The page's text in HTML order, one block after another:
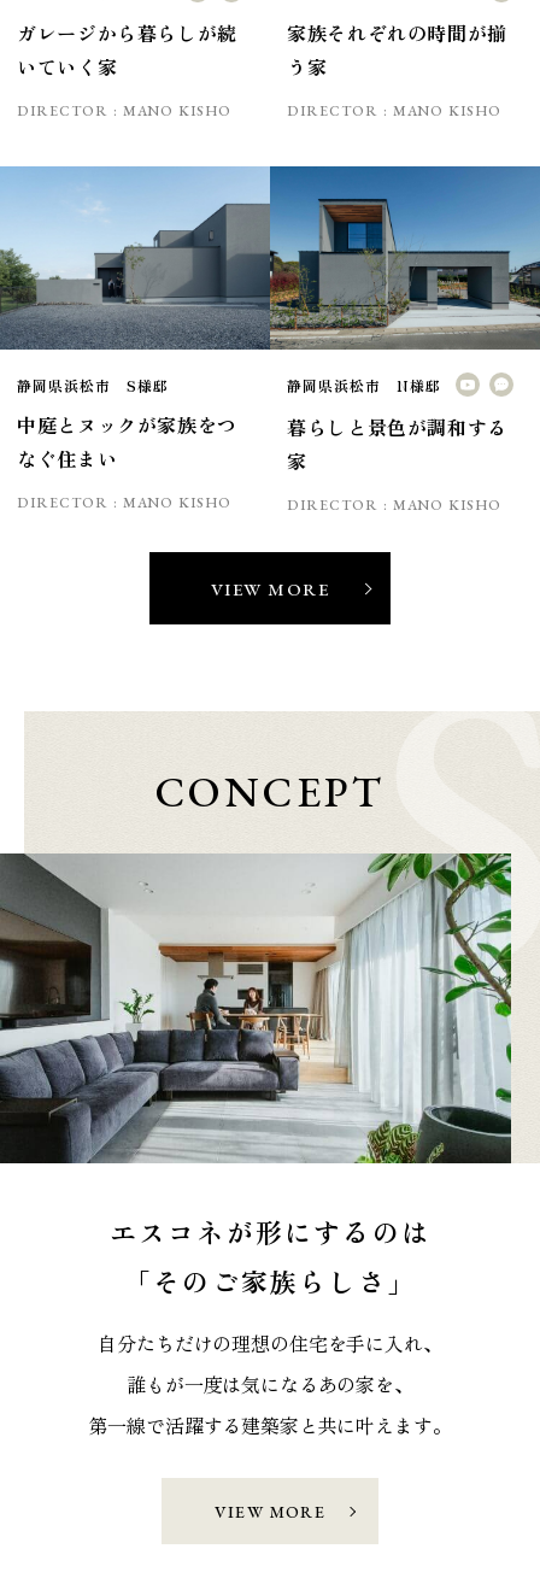
ガレージから暮らしが続
いていく家
DIRECTOR : MANO KISHO
家族それぞれの時間が揃
う家
DIRECTOR : MANO KISHO
静岡県浜松市 S様邸
中庭とヌックが家族をつ
なぐ住まい
DIRECTOR : MANO KISHO
静岡県浜松市 N様邸
暮らしと景色が調和する
家
DIRECTOR : MANO KISHO
VIEW MORE
CONCEPT
エスコネが形にするのは
「そのご家族らしさ」
自分たちだけの理想の住宅を手に入れ、
誰もが一度は気になるあの家を、
第一線で活躍する建築家と共に叶えます。
VIEW MORE